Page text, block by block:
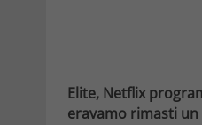
Elite, Netflix
eravamo rimasti un